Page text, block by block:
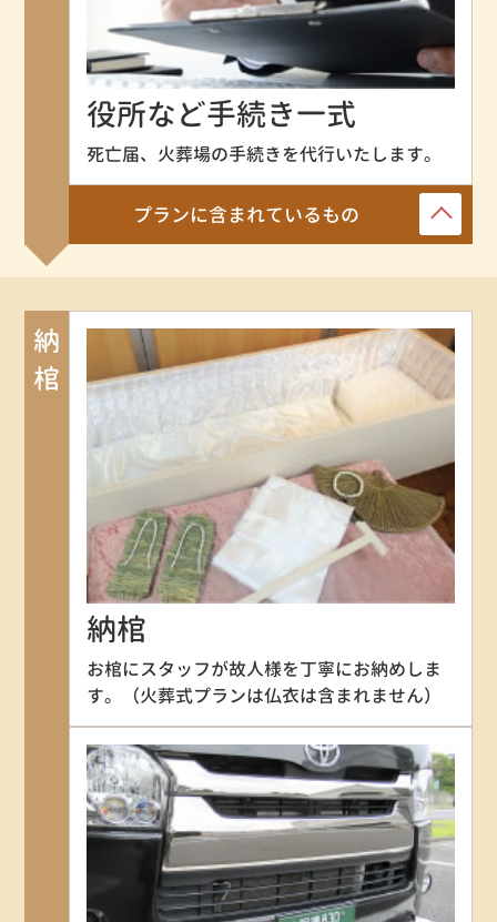
役所など手続き一式
死亡届、火葬場の手続きを代行いたします。
プランに含まれているもの
納棺
納棺
お棺にスタッフが故人様を丁寧にお納めしま
す。（火葬式プランは仏衣は含まれません）